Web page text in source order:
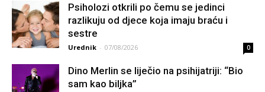
Psiholozi otkrili po čemu se jedinci
razlikuju od djece koja imaju braću i
sestre
Urednik - 07/08/2026 0
Dino Merlin se liječio na psihijatriji: “Bio
sam kao biljka”